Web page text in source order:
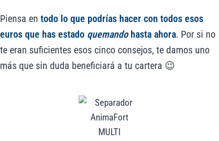
Piensa en todo lo que podrías hacer con todos esos
euros que has estado quemando hasta ahora. Por si no
te eran suficientes esos cinco consejos, te damos uno
más que sin duda beneficiará a tu cartera 😉